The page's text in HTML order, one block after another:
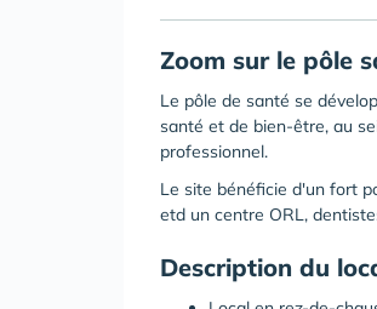
Zoom sur le pôle
Le pôle de santé se
santé et de bien-être, au
professionnel.
Le site bénéficie d'un fort
etd un centre ORL,
Description du